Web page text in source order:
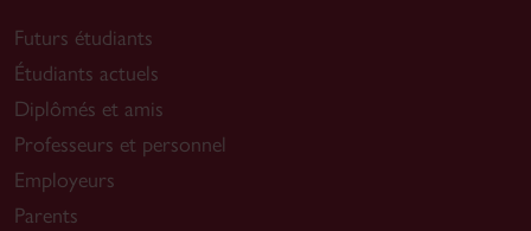
Futurs étudiants
Étudiants actuels
Diplômés et amis
Professeurs et personnel
Employeurs
Parents